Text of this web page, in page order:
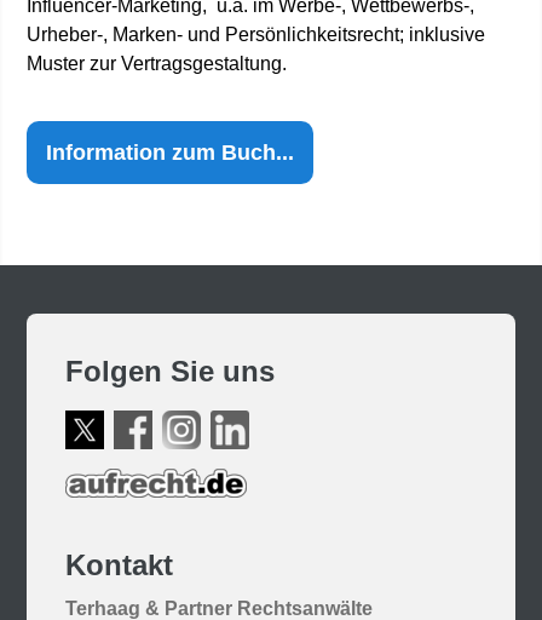
Influencer-Marketing, u.a. im Werbe-, Wettbewerbs-,
Urheber-, Marken- und Persönlichkeitsrecht; inklusive
Muster zur Vertragsgestaltung.
Information zum Buch...
Folgen Sie uns
Kontakt
Terhaag & Partner Rechtsanwälte